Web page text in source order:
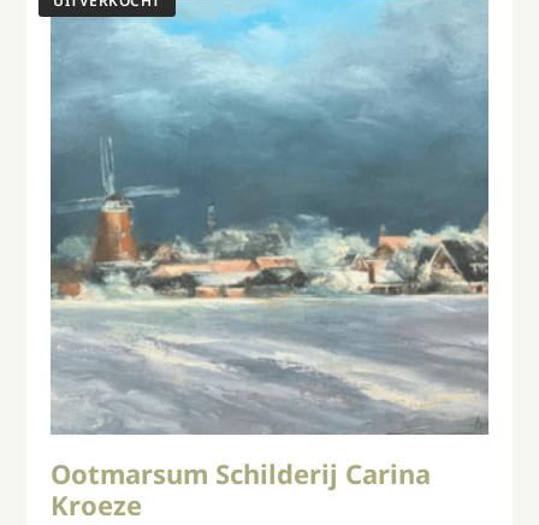
Ootmarsum Schilderij Carina
Kroeze